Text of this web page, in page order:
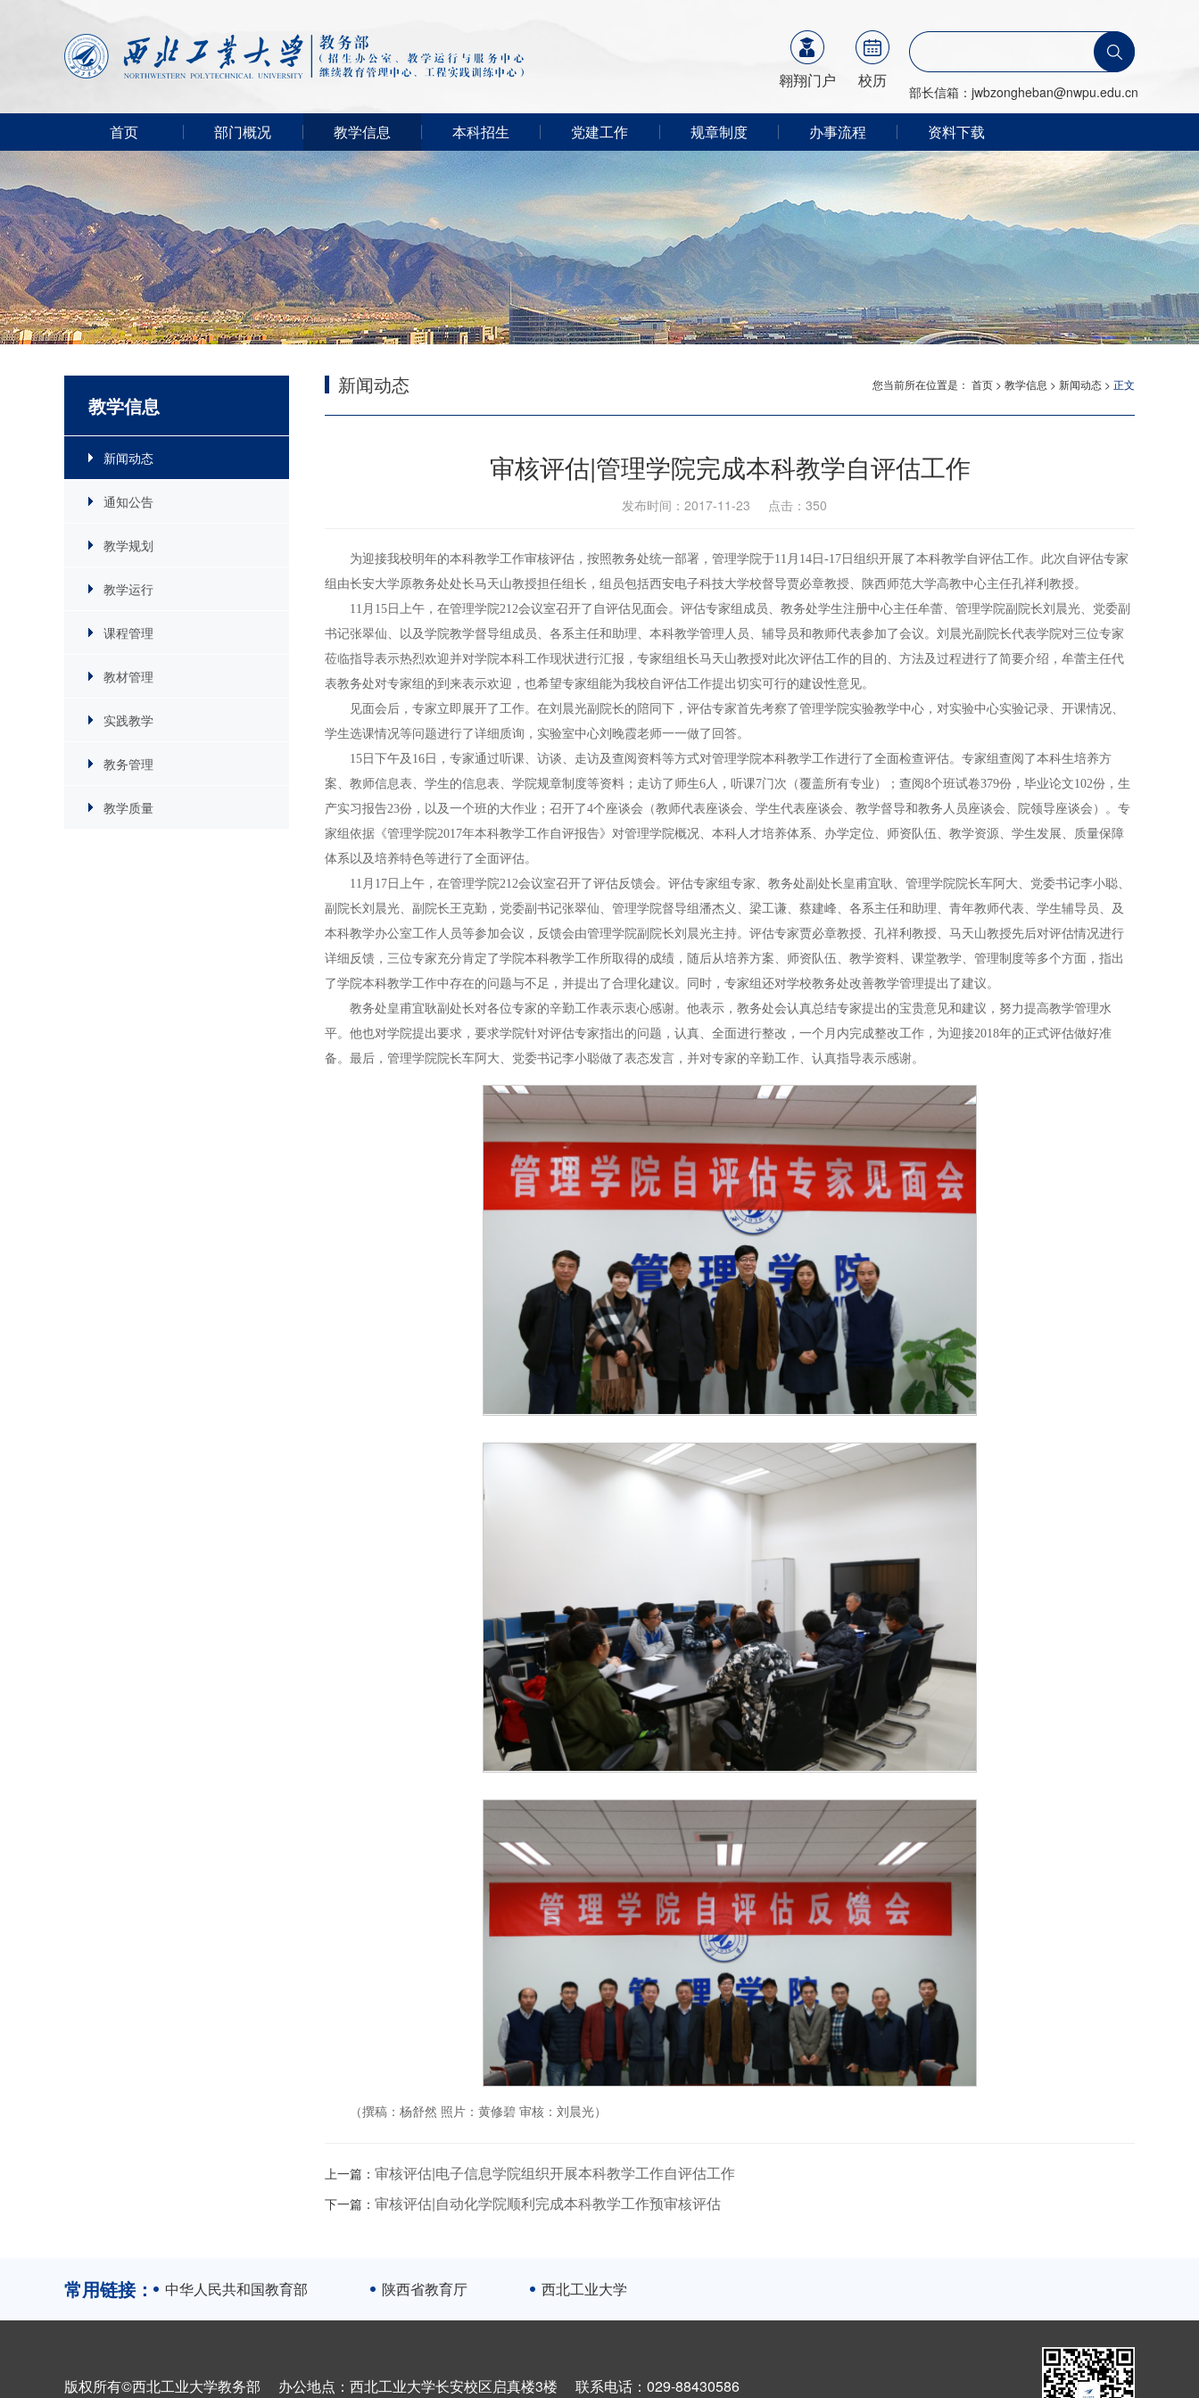
部长信箱：jwbzongheban@nwpu.edu.cn
翱翔门户 校历
首页 部门概况 教学信息 本科招生 党建工作 规章制度 办事流程 资料下载
教学信息
新闻动态
通知公告
教学规划
教学运行
课程管理
教材管理
实践教学
教务管理
教学质量
新闻动态 您当前所在位置是： 首页 > 教学信息 > 新闻动态 > 正文
审核评估|管理学院完成本科教学自评估工作
发布时间：2017-11-23 点击： 350
为迎接我校明年的本科教学工作审核评估，按照教务处统一部署，管理学院于11月14日-17日组织开展了本科教学自评估工作。此次自评估专家
组由长安大学原教务处处长马天山教授担任组长，组员包括西安电子科技大学校督导贾必章教授、陕西师范大学高教中心主任孔祥利教授。
11月15日上午，在管理学院212会议室召开了自评估见面会。评估专家组成员、教务处学生注册中心主任牟蕾、管理学院副院长刘晨光、党委副
书记张翠仙、以及学院教学督导组成员、各系主任和助理、本科教学管理人员、辅导员和教师代表参加了会议。刘晨光副院长代表学院对三位专家
莅临指导表示热烈欢迎并对学院本科工作现状进行汇报，专家组组长马天山教授对此次评估工作的目的、方法及过程进行了简要介绍，牟蕾主任代
表教务处对专家组的到来表示欢迎，也希望专家组能为我校自评估工作提出切实可行的建设性意见。
见面会后，专家立即展开了工作。在刘晨光副院长的陪同下，评估专家首先考察了管理学院实验教学中心，对实验中心实验记录、开课情况、
学生选课情况等问题进行了详细质询，实验室中心刘晚霞老师一一做了回答。
15日下午及16日，专家通过听课、访谈、走访及查阅资料等方式对管理学院本科教学工作进行了全面检查评估。专家组查阅了本科生培养方
案、教师信息表、学生的信息表、学院规章制度等资料；走访了师生6人，听课7门次（覆盖所有专业）；查阅8个班试卷379份，毕业论文102份，生
产实习报告23份，以及一个班的大作业；召开了4个座谈会（教师代表座谈会、学生代表座谈会、教学督导和教务人员座谈会、院领导座谈会）。专
家组依据《管理学院2017年本科教学工作自评报告》对管理学院概况、本科人才培养体系、办学定位、师资队伍、教学资源、学生发展、质量保障
体系以及培养特色等进行了全面评估。
11月17日上午，在管理学院212会议室召开了评估反馈会。评估专家组专家、教务处副处长皇甫宜耿、管理学院院长车阿大、党委书记李小聪、
副院长刘晨光、副院长王克勤，党委副书记张翠仙、管理学院督导组潘杰义、梁工谦、蔡建峰、各系主任和助理、青年教师代表、学生辅导员、及
本科教学办公室工作人员等参加会议，反馈会由管理学院副院长刘晨光主持。评估专家贾必章教授、孔祥利教授、马天山教授先后对评估情况进行
详细反馈，三位专家充分肯定了学院本科教学工作所取得的成绩，随后从培养方案、师资队伍、教学资料、课堂教学、管理制度等多个方面，指出
了学院本科教学工作中存在的问题与不足，并提出了合理化建议。同时，专家组还对学校教务处改善教学管理提出了建议。
教务处皇甫宜耿副处长对各位专家的辛勤工作表示衷心感谢。他表示，教务处会认真总结专家提出的宝贵意见和建议，努力提高教学管理水
平。他也对学院提出要求，要求学院针对评估专家指出的问题，认真、全面进行整改，一个月内完成整改工作，为迎接2018年的正式评估做好准
备。最后，管理学院院长车阿大、党委书记李小聪做了表态发言，并对专家的辛勤工作、认真指导表示感谢。
（撰稿：杨舒然 照片：黄修碧 审核：刘晨光）
上一篇： 审核评估|电子信息学院组织开展本科教学工作自评估工作
下一篇： 审核评估|自动化学院顺利完成本科教学工作预审核评估
常用链接： 中华人民共和国教育部 陕西省教育厅 西北工业大学
版权所有©西北工业大学教务部 办公地点：西北工业大学长安校区启真楼3楼 联系电话：029-88430586